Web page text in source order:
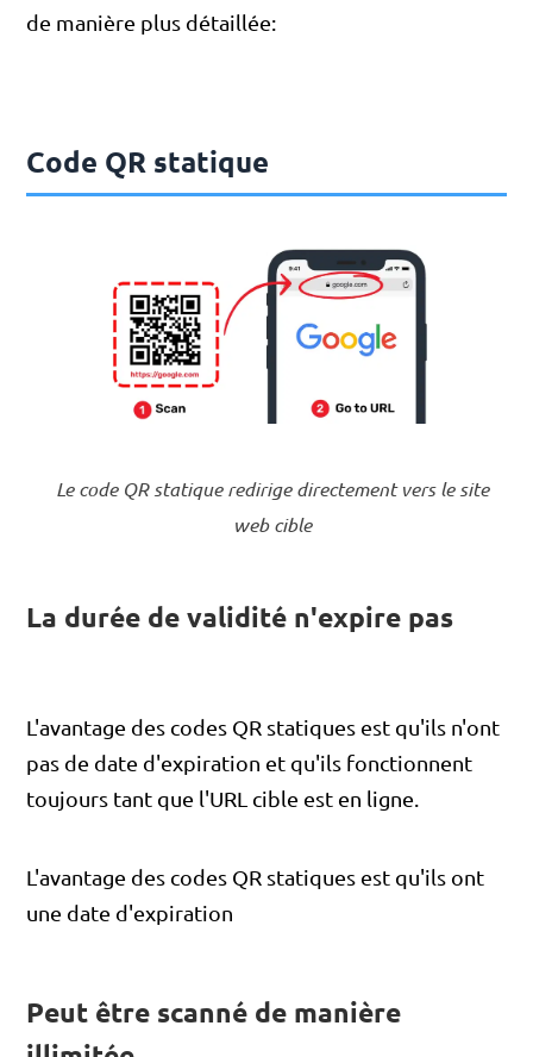
de manière plus détaillée:
Code QR statique
Le code QR statique redirige directement vers le site
web cible
La durée de validité n'expire pas
L'avantage des codes QR statiques est qu'ils n'ont
pas de date d'expiration et qu'ils fonctionnent
toujours tant que l'URL cible est en ligne.
L'avantage des codes QR statiques est qu'ils ont
une date d'expiration
Peut être scanné de manière